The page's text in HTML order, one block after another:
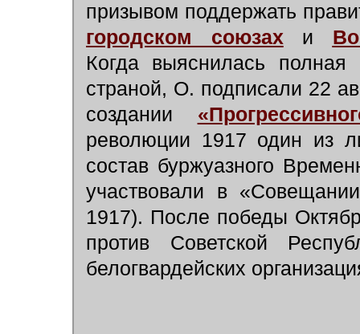
призывом поддержать
городском союзахи
Когда выяснилась полная
страной, О. подписали 22
создании
революции 1917 один из
состав буржуазного
участвовали в
1917). После победы
против Советской
белогвардейских